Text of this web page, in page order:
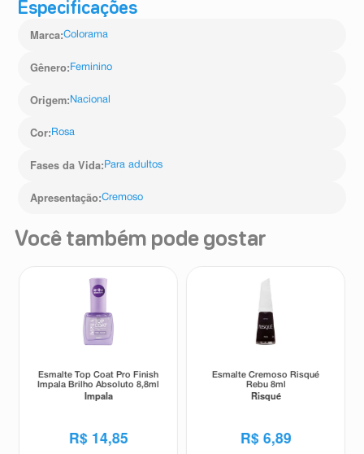
Especificações
Marca:Colorama
Gênero: Feminino
Origem: Nacional
Cor: Rosa
Fases da Vida: Para adultos
Apresentação:Cremoso
Você também pode gostar
Esmalte Top Coat Pro Finish
Impala Brilho Absoluto 8,8ml
Impala
R$ 14,85
Esmalte Cremoso Risqué
Rebu 8ml
Risqué
R$ 6,89